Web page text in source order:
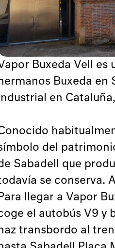
cuando
identificados por el
Buxeda Vell
hermanos Buxeda en
en
del
Sabadell que
se conserva.
Para llegar a Vapor
el autobús V9 y
haz transbordo al